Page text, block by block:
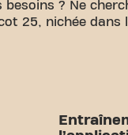
? Ne
25, nichée dans
confortable
Mais ce qui
créé - un